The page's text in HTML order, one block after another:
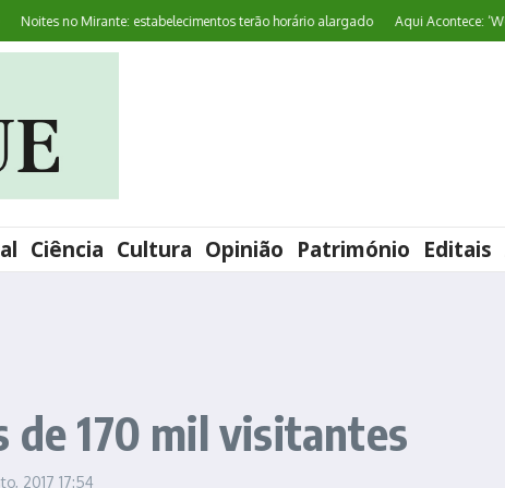
no Mirante: estabelecimentos terão horário alargado Aqui Acontece: ‘World
Ciência Cultura Opinião Património Editais
de 170 mil visitantes
2017 17:54